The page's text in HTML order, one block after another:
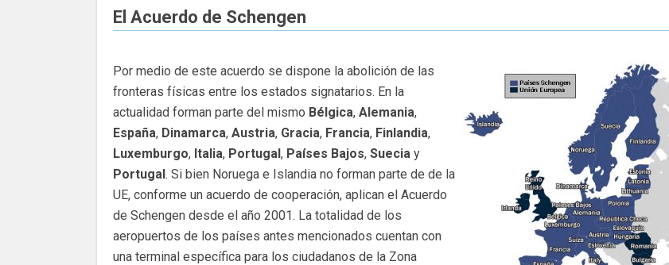
El Acuerdo de Schengen
Por medio de este acuerdo se dispone la abolición de las
fronteras físicas entre los estados signatarios. En la
actualidad forman parte del mismo Bélgica, Alemania,
España, Dinamarca, Austria, Gracia, Francia, Finlandia,
Luxemburgo, Italia, Portugal, Países Bajos, Suecia y
Portugal. Si bien Noruega e Islandia no forman parte de de la
UE, conforme un acuerdo de cooperación, aplican el Acuerdo
de Schengen desde el año 2001. La totalidad de los
aeropuertos de los países antes mencionados cuentan con
una terminal específica para los ciudadanos de la Zona